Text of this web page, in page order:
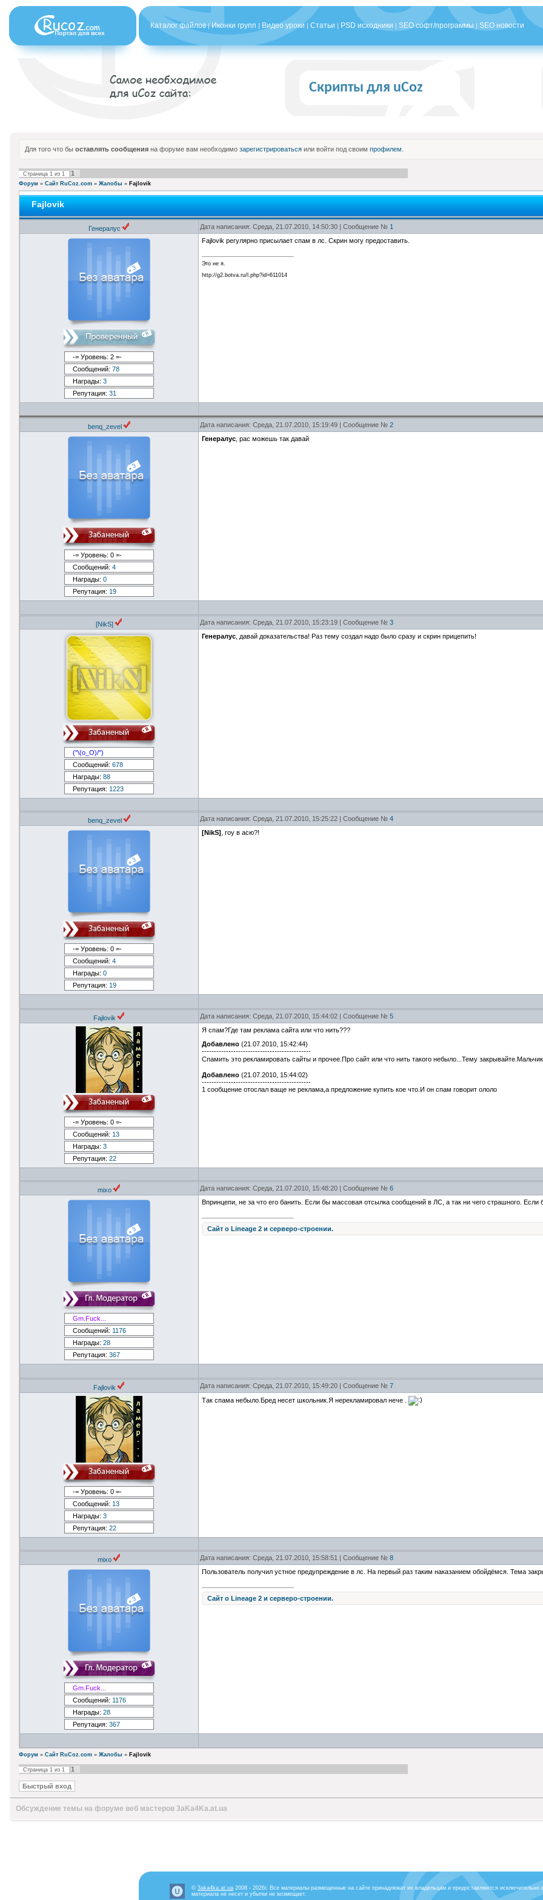
Каталог файлов|Иконки групп | Видео уроки | Статьи | PSD исходники | SEO софт/программы | SEO новости
Скрипты для uCoz
Для того что бы оставлять сообщения на форуме вам необходимо зарегистрироваться или войти под своим профилем
Страница 1 из 1 1
Форум » Сайт RuCoz.com » Жалобы » Fajlovik
Fajlovik
Генералус Дата написания: Среда, 21.07.2010, 14:50:30 | Сообщение № 1
-= Уровень: 2 =-
Сообщений: 78
Награды: 3
Репутация: 31
Fajlovik регулярно присылает спам в лс. Скрин могу предоставить.
Это не я.
http://g2.botva.ru/l.php?id=611014
benq_zevel Дата написания: Среда, 21.07.2010, 15:19:49 | Сообщение № 2
-= Уровень: 0 =-
Сообщений: 4
Награды: 0
Репутация: 19
Генералус , рас можешь так давай
[NikS] Дата написания: Среда, 21.07.2010, 15:23:19 | Сообщение № 3
("\(о_О)/")
Сообщений: 678
Награды: 88
Репутация: 1223
Генералус , давай доказательства! Раз тему создал надо было сразу и скрин прицепить!
benq_zevel Дата написания: Среда, 21.07.2010, 15:25:22 | Сообщение № 4
-= Уровень: 0 =-
Сообщений: 4
Награды: 0
Репутация: 19
[NikS] , гоу в асю?!
Fajlovik Дата написания: Среда, 21.07.2010, 15:44:02 | Сообщение № 5
-= Уровень: 0 =-
Сообщений: 13
Награды: 3
Репутация: 22
Я спам?Где там реклама сайта или что нить???
Добавлено (21.07.2010, 15:42:44)
---------------------------------------------
Спамить это рекламировать сайты и прочее.Про сайт или что нить такого небыло...Тему
Добавлено (21.07.2010, 15:44:02)
---------------------------------------------
1 сообщение отослал ваще не реклама,а предложение купить кое что.И он спам говорит ололо
mixo Дата написания: Среда, 21.07.2010, 15:48:20 | Сообщение № 6
Gm.Fuck...
Сообщений: 1176
Награды: 28
Репутация: 367
Впринцепи, не за что его банить. Если бы массовая отсылка сообщений в ЛС, а так ни чего страшного.
Сайт о Lineage 2 и серверо-строении.
Fajlovik Дата написания: Среда, 21.07.2010, 15:49:20 | Сообщение № 7
-= Уровень: 0 =-
Сообщений: 13
Награды: 3
Репутация: 22
Так спама небыло.Бред несет школьник.Я нерекламировал нече .
mixo Дата написания: Среда, 21.07.2010, 15:58:51 | Сообщение № 8
Gm.Fuck...
Сообщений: 1176
Награды: 28
Репутация: 367
Пользователь получил устное предупреждение в лс. На первый раз таким наказанием обойдёмся. Тема
Сайт о Lineage 2 и серверо-строении.
Форум » Сайт RuCoz.com » Жалобы » Fajlovik
Страница 1 из 1 1
Обсуждение темы на форуме веб мастеров 3aKa4Ka.at.ua
© 3aka4ka.at.ua 2008 - 2026г. Все материалы размещенные на сайте принадлежат их владельцам и предоставляются исключительно
материала не несет и убытки не возмещает.